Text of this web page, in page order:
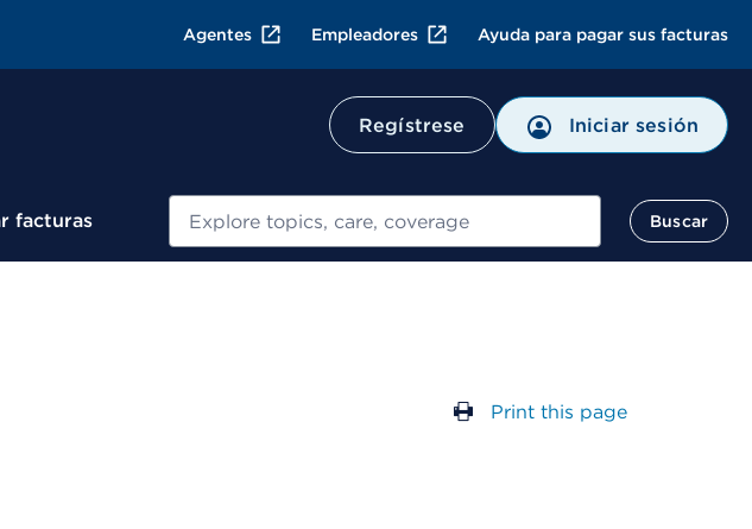
Agentes Empleadores Ayuda para pagar sus facturas
Regístrese Iniciar sesión
facturas Buscar
Buscar
Print this page